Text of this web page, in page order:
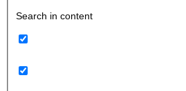
Search in content